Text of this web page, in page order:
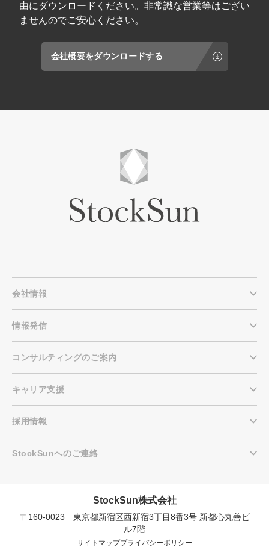
プロに無料相談をする
会社概要資料をダウンロー
ドする
由にダウンロードください。非常識な営業等はござい
ませんのでご安心ください。
会社概要をダウンロードする
会社情報
情報発信
コンサルティングのご案内
キャリア支援
採用情報
StockSunへのご連絡
StockSun株式会社
〒160-0023 東京都新宿区西新宿3丁目8番3号 新都心丸善ビ
ル7階
サイトマッププライバシーポリシー